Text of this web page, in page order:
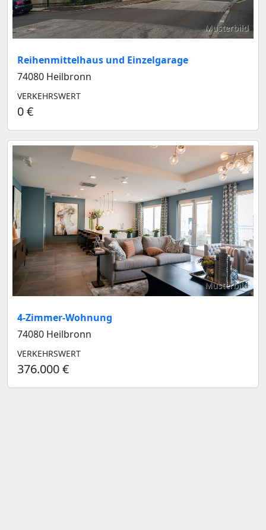
Musterbild
Reihenmittelhaus und Einzelgarage
74080 Heilbronn
VERKEHRSWERT
0 €
Musterbild
4-Zimmer-Wohnung
74080 Heilbronn
VERKEHRSWERT
376.000 €